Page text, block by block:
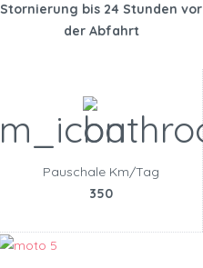
Stornierung bis 24 Stunden vor
der Abfahrt
Pauschale Km/Tag
350